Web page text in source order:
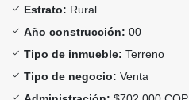
Estrato: Rural
Año construcción: 00
Tipo de inmueble: Terreno
Tipo de negocio: Venta